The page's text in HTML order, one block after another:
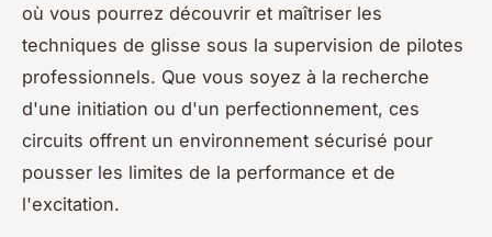
où vous pourrez découvrir et maîtriser les
techniques de glisse sous la supervision de pilotes
professionnels. Que vous soyez à la recherche
d'une initiation ou d'un perfectionnement, ces
circuits offrent un environnement sécurisé pour
pousser les limites de la performance et de
l'excitation.